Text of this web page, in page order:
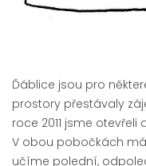
Ďáblice jsou pro
prostory přestávaly
roce 2011 jsme
V obou pobočkách
učíme polední,